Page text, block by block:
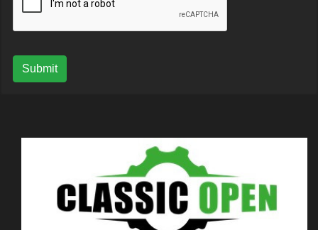
Submit